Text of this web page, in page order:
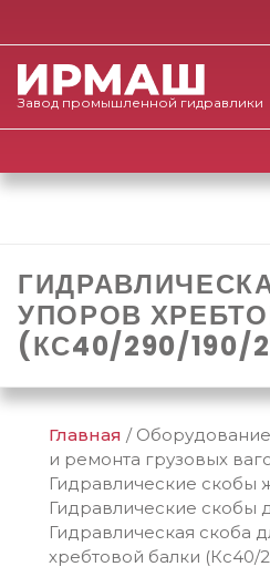
Завод промышленной гидравлики
УПОРОВ
(КС40/290/190/
Главная /
и ремонта грузовых
Гидравлические скобы
Гидравлические скобы
Гидравлическая скоба
хребтовой балки (Кс40/